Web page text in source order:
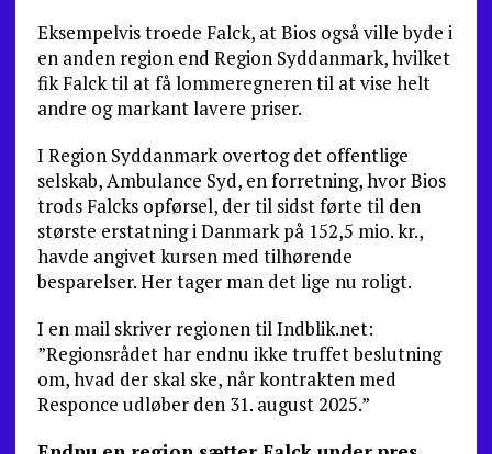
Eksempelvis troede Falck, at Bios også ville byde i
en anden region end Region Syddanmark, hvilket
fik Falck til at få lommeregneren til at vise helt
andre og markant lavere priser.
I Region Syddanmark overtog det offentlige
selskab, Ambulance Syd, en forretning, hvor Bios
trods Falcks opførsel, der til sidst førte til den
største erstatning i Danmark på 152,5 mio. kr.,
havde angivet kursen med tilhørende
besparelser. Her tager man det lige nu roligt.
I en mail skriver regionen til Indblik.net:
”Regionsrådet har endnu ikke truffet beslutning
om, hvad der skal ske, når kontrakten med
Responce udløber den 31. august 2025.”